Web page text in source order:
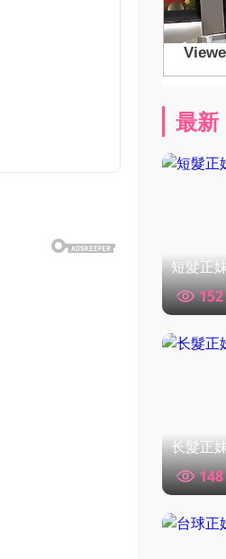
最新
短髮正
152
长髮正
148